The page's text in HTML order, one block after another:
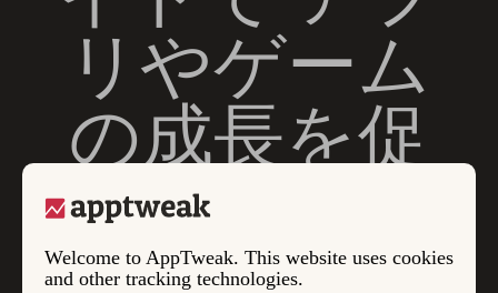
Welcome to AppTweak. This website uses cookies
and other tracking technologies.
リやゲーム
の成長を促